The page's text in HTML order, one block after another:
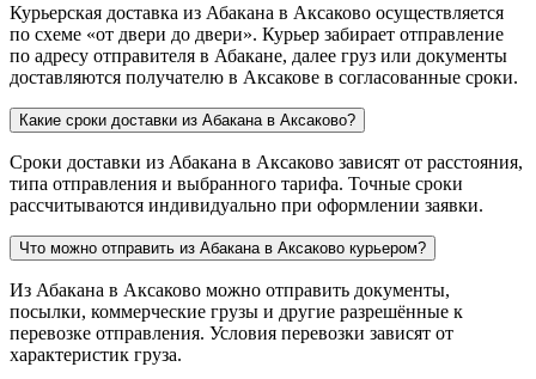
Курьерская доставка из Абакана в Аксаково осуществляется
по схеме «от двери до двери». Курьер забирает отправление
по адресу отправителя в Абакане, далее груз или документы
доставляются получателю в Аксакове в согласованные сроки.
Какие сроки доставки из Абакана в Аксаково?
Сроки доставки из Абакана в Аксаково зависят от расстояния,
типа отправления и выбранного тарифа. Точные сроки
рассчитываются индивидуально при оформлении заявки.
Что можно отправить из Абакана в Аксаково курьером?
Из Абакана в Аксаково можно отправить документы,
посылки, коммерческие грузы и другие разрешённые к
перевозке отправления. Условия перевозки зависят от
характеристик груза.